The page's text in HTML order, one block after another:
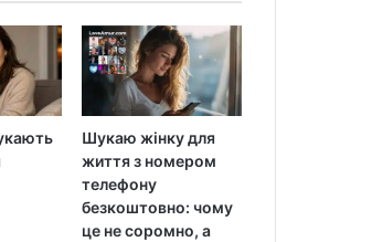
Шукаю жінку для
життя з номером
телефону
безкоштовно: чому
це не соромно, а